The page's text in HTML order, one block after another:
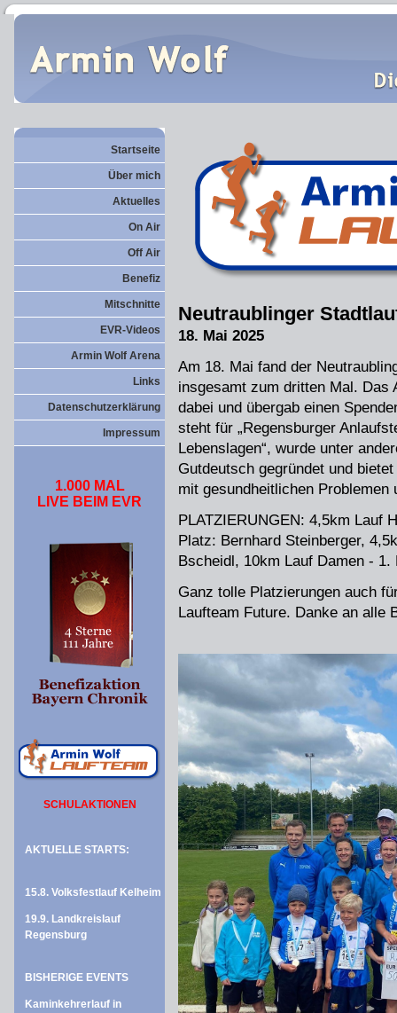
Startseite
Über mich
Aktuelles
On Air
Off Air
Benefiz
Mitschnitte
EVR-Videos
Armin Wolf Arena
Links
Datenschutzerklärung
Impressum
1.000 MAL
LIVE BEIM EVR
SCHULAKTIONEN
AKTUELLE STARTS:
15.8. Volksfestlauf Kelheim
19.9. Landkreislauf
Regensburg
BISHERIGE EVENTS
Kaminkehrerlauf in
Neutraublinger
18. Mai 2025
Am 18. Mai fand der
insgesamt zum dritten Mal. Das
dabei und übergab einen
steht für „Regensburger
Lebenslagen“, wurde unter
Gutdeutsch gegründet und
mit gesundheitlichen
PLATZIERUNGEN: 4,5km Lauf
Platz: Bernhard Steinberger,
Bscheidl, 10km Lauf Damen -
Ganz tolle Platzierungen auch
Laufteam Future. Danke an alle